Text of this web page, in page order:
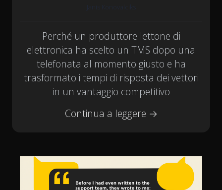
Janis Konovalciks
Perché un produttore lettone di
elettronica ha scelto un TMS dopo una
telefonata al momento giusto e ha
trasformato i tempi di risposta dei vettori
in un vantaggio competitivo
Continua a leggere →